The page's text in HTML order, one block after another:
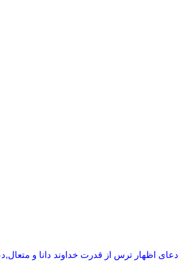
دعای اظهار ترس از قدرت خداوند دانا و